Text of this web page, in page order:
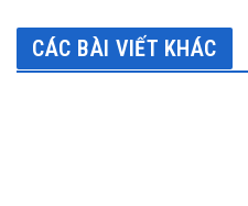
CÁC BÀI VIẾT KHÁC